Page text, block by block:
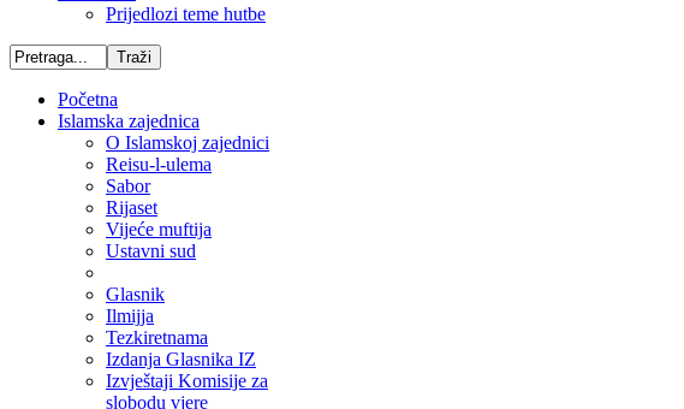
Prijedlozi teme hutbe
Početna
Islamska zajednica
O Islamskoj zajednici
Reisu-l-ulema
Sabor
Rijaset
Vijeće muftija
Ustavni sud
Glasnik
Ilmijja
Tezkiretnama
Izdanja Glasnika IZ
Izvještaji Komisije za
slobodu vjere